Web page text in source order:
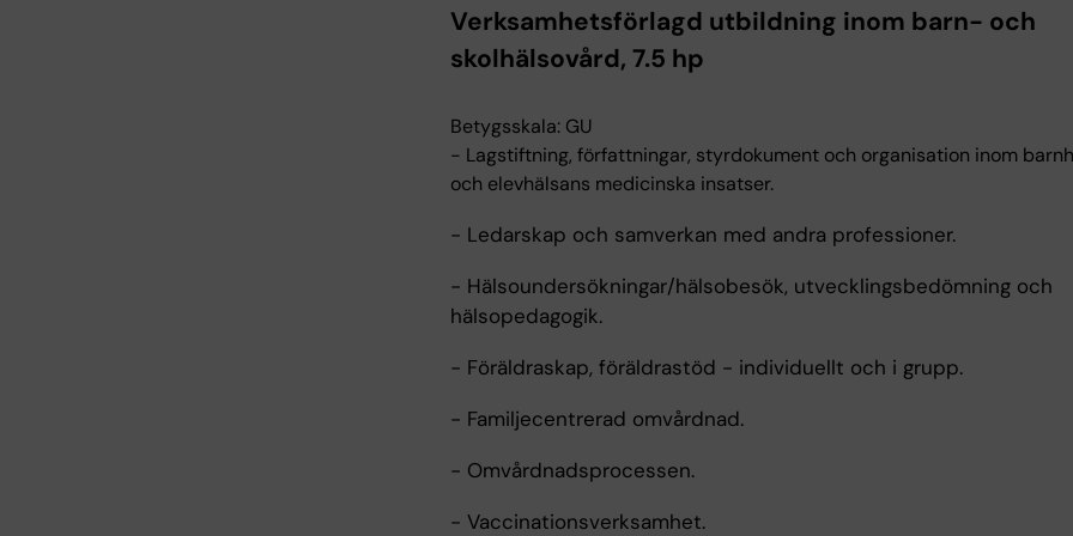
Verksamhetsförlagd utbildning inom barn- och
skolhälsovård, 7.5 hp
Betygsskala: GU
- Lagstiftning, författningar, styrdokument och organisation inom
och elevhälsans medicinska insatser.
- Ledarskap och samverkan med andra professioner.
- Hälsoundersökningar/hälsobesök, utvecklingsbedömning och
hälsopedagogik.
- Föräldraskap, föräldrastöd - individuellt och i grupp.
- Familjecentrerad omvårdnad.
- Omvårdnadsprocessen.
- Vaccinationsverksamhet.